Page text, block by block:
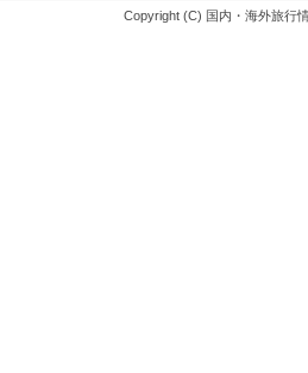
Copyright (C) 国内・海外旅行